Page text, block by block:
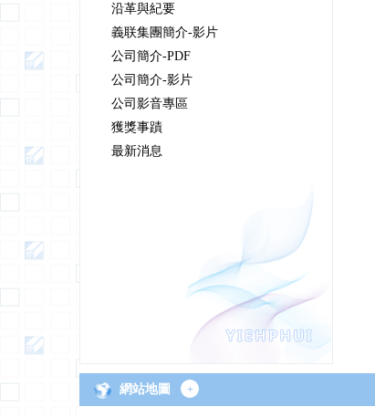
沿革與紀要
義联集團簡介-影片
公司簡介-PDF
公司簡介-影片
公司影音專區
獲獎事蹟
最新消息
網站地圖 +